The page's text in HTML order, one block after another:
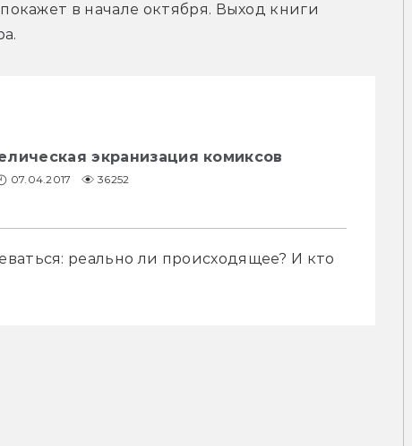
в начале октября. Выход книги
экранизация комиксов
07.04.2017 36252
реально ли происходящее? И кто